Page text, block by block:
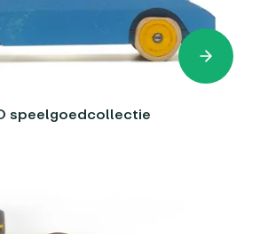
speelgoedcollectie